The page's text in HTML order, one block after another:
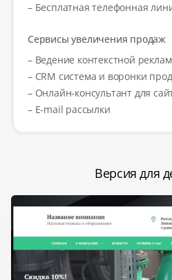
– Бесплатная телефонная
Сервисы увеличения продаж
– Ведение контекстной
– CRM система и воронки
– Онлайн-консультант для
– E-mail рассылки
Версия для